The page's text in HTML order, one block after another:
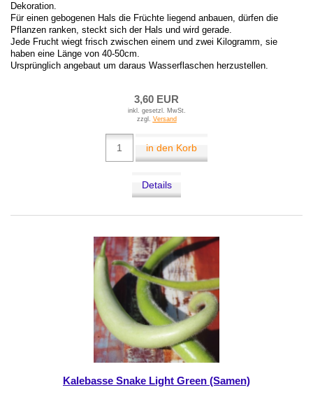
Dekoration.
Für einen gebogenen Hals die Früchte liegend anbauen, dürfen die
Pflanzen ranken, steckt sich der Hals und wird gerade.
Jede Frucht wiegt frisch zwischen einem und zwei Kilogramm, sie
haben eine Länge von 40-50cm.
Ursprünglich angebaut um daraus Wasserflaschen herzustellen.
3,60 EUR
inkl. gesetzl. MwSt.
zzgl. Versand
in den Korb
Details
Kalebasse Snake Light Green (Samen)